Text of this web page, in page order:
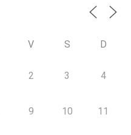
V S D
2 3 4
9 10 11